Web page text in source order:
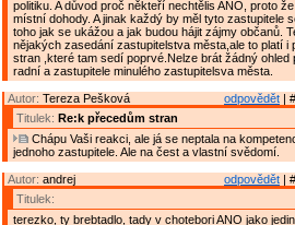
politiku. A důvod proč někteří nechtělis ANO, proto
místní dohody. A jinak každý by měl tyto zastupitele
toho jak se ukážou a jak budou hájit zájmy občanů.
nějakých zasedání zastupitelstva města,ale to platí i
stran ,které tam sedí poprvé.Nelze brát žádný ohled
radní a zastupitele minulého zastupitelsva města.
odpovědět |
Autor: Tereza Pešková
Titulek: Re:k přecedům stran
Chápu Vaši reakci, ale já se neptala na
jednoho zastupitele. Ale na čest a vlastní svědomí.
odpovědět |
Autor: andrej
Titulek:
terezko, ty brebtadlo, tady v chotebori ANO jako